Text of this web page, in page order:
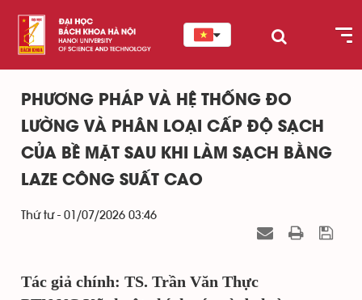
PHƯƠNG PHÁP VÀ HỆ THỐNG ĐO
LƯỜNG VÀ PHÂN LOẠI CẤP ĐỘ SẠCH
CỦA BỀ MẶT SAU KHI LÀM SẠCH BẰNG
LAZE CÔNG SUẤT CAO
Thứ tư - 01/07/2026 03:46
Tác giả chính: TS. Trần Văn Thực